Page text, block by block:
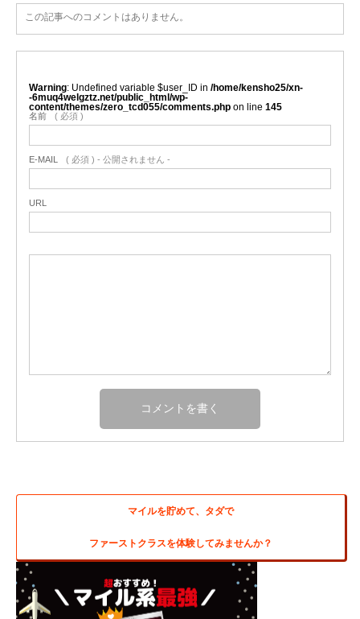
この記事へのコメントはありません。
Warning : Undefined variable $user_ID in /home/kensho25/xn-
-6muq4welgztz.net/public_html/wp-
content/themes/zero_tcd055/comments.php on line 145
名前 ( 必須 )
E-MAIL ( 必須 ) - 公開されません -
URL
マイルを貯めて、タダで
ファーストクラスを体験してみませんか？